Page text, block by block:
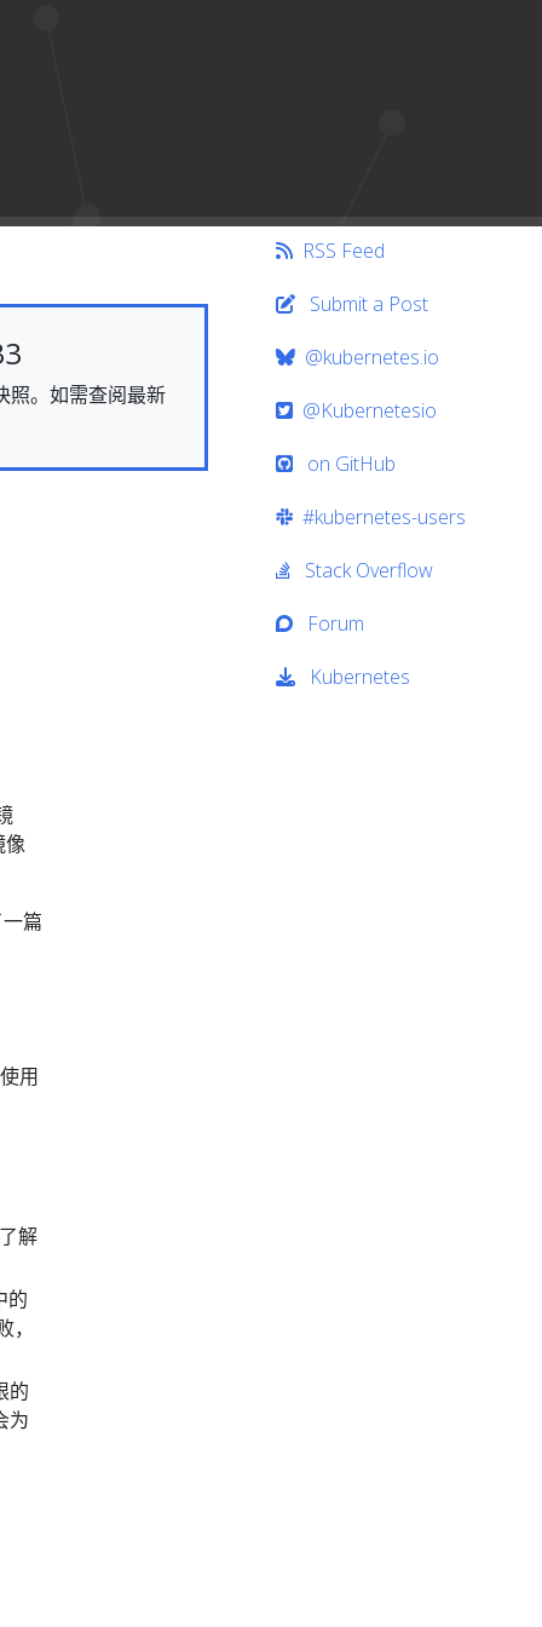
照。如需查阅最新
篇
用
解
的
的
为
RSS Feed
Submit a Post
@kubernetes.io
@Kubernetesio
on GitHub
#kubernetes-users
Stack Overflow
Forum
Kubernetes